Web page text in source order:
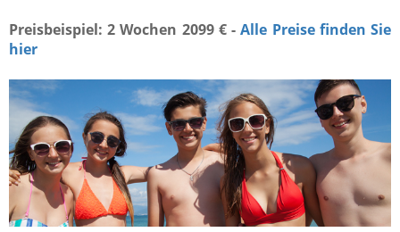
Preisbeispiel: 2 Wochen 2099 € -Alle Preise finden Sie
hier